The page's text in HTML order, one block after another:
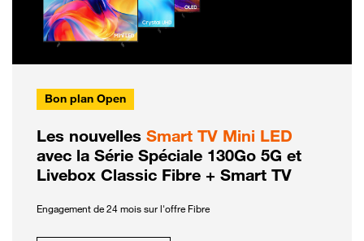
Bon plan Open
Les nouvelles Smart TV Mini LED
avec la Série Spéciale 130Go 5G et
Livebox Classic Fibre + Smart TV
Engagement de 24 mois sur l'offre Fibre